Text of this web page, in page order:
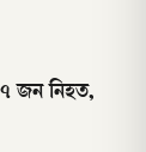
৭ জন নিহত,